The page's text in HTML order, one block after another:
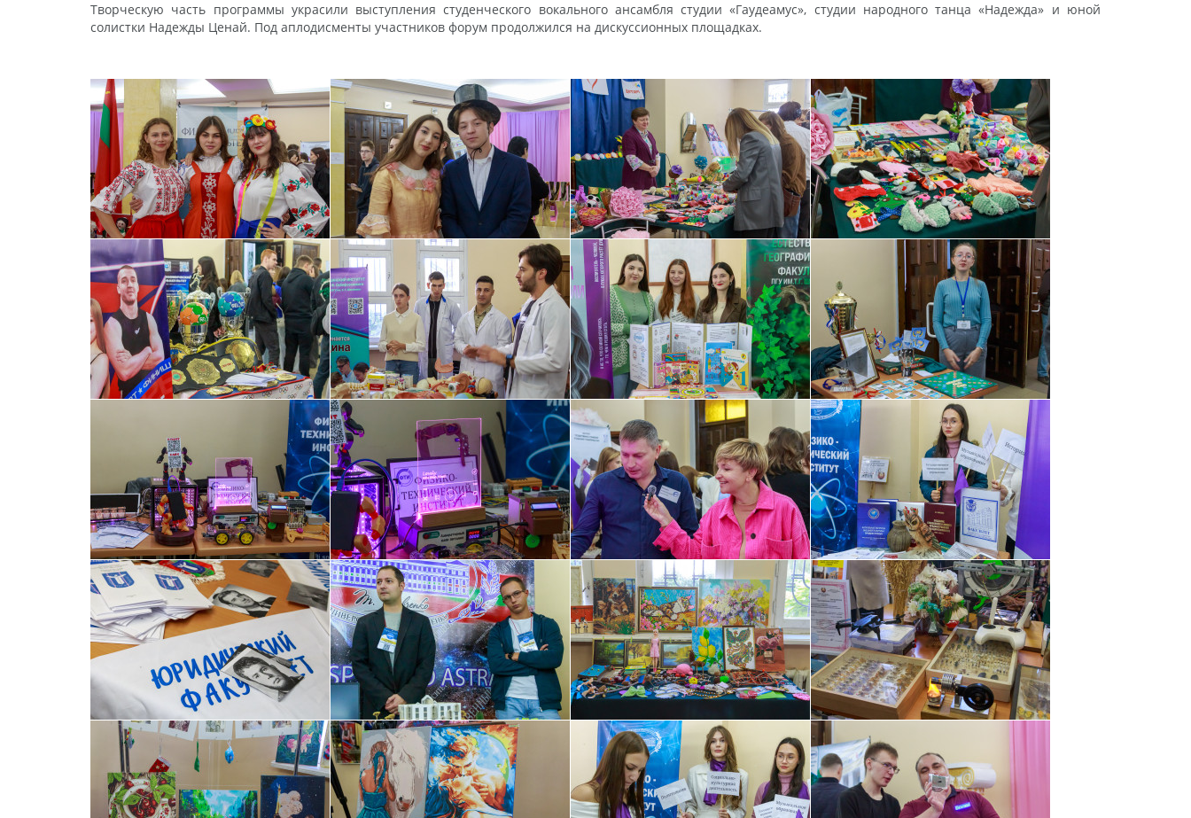
Творческую часть программы украсили выступления студенческого вокального ансамбля студии «Гаудеамус», студии народного танца «Надежда» и юной
солистки Надежды Ценай. Под аплодисменты участников форум продолжился на дискуссионных площадках.